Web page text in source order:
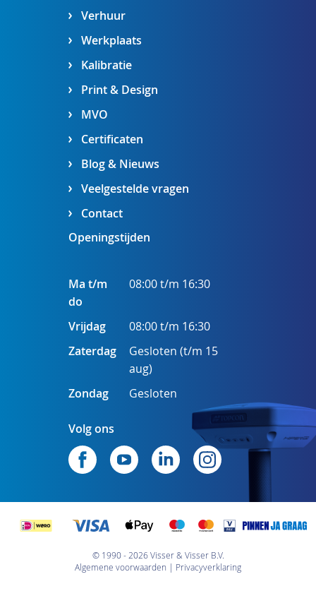
Verhuur
Werkplaats
Kalibratie
Print & Design
MVO
Certificaten
Blog & Nieuws
Veelgestelde vragen
Contact
Openingstijden
Ma t/m
do
08:00 t/m 16:30
Vrijdag
08:00 t/m 16:30
Zaterdag
Gesloten (t/m 15
aug)
Zondag
Gesloten
Volg ons
© 1990 - 2026 Visser & Visser B.V.
Algemene voorwaarden
Privacyverklaring